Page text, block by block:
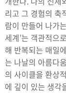
리고 그 경험의 축
람이 만들어 나가
세계’는 객관적으
해 반복되는 매일
는 나날의 아름다
의 사이클을 환상
에 깊이 있는 생각